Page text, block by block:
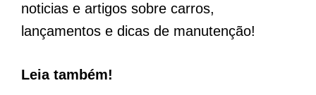
noticias e artigos sobre carros,
lançamentos e dicas de manutenção!
Leia também!